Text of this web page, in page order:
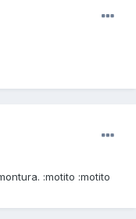
:motito :motito